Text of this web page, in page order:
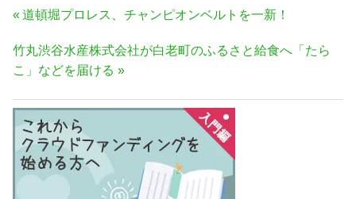
投
ナ
ビ
ゲ
ー
シ
ョ
ン
前
記
事:
道頓堀プロレス、チャンピオンベルトを一新！
次
の
事:
竹丸渋谷水産株式会社が白老町のふるさと給食へ「たら
こ」などを届ける